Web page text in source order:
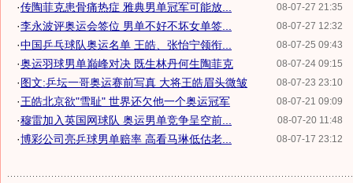
08-07-27 21:35
·传陶菲克患骨痛热症 雅典男单冠军可能放...
08-07-27 12:32
·李永波评奥运会签位 男单不好不坏女单签...
08-07-25 09:43
·中国乒乓球队奥运名单 王皓、张怡宁领衔...
08-07-24 09:15
·奥运羽球男单巅峰对决 既生林丹何生陶菲克
08-07-23 23:10
·图文:乒坛一哥奥运赛前写真 大将王皓眉头微皱
08-07-21 09:09
·王皓北京欲"雪耻" 世界还欠他一个奥运冠军
08-07-20 11:48
·穆雷加入英国网球队 奥运男单竞争呈空前...
08-07-17 23:12
·博彩公司亮乒球男单赔率 高看马琳低估老...